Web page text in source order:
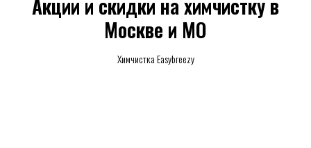
Акции и скидки на химчистку в
Москве и МО
Химчистка Easybreezy